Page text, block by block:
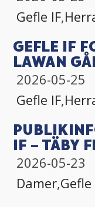
Gefle IF,
GEFLE IF
LAWAN
2026-05-25
Gefle IF,
IF – TÄBY
2026-05-23
Damer,Gefle